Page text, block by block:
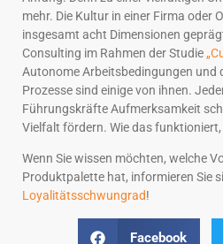
mehr. Die Kultur in einer Firma oder
insgesamt acht Dimensionen
Consulting im Rahmen der Studie
Autonome Arbeitsbedingungen und
Prozesse sind einige von ihnen.
Führungskräfte Aufmerksamkeit
Vielfalt fördern. Wie das funktioniert,
Wenn Sie wissen möchten, welche
Produktpalette hat, informieren Sie
Loyalitätsschwungrad!
Facebook